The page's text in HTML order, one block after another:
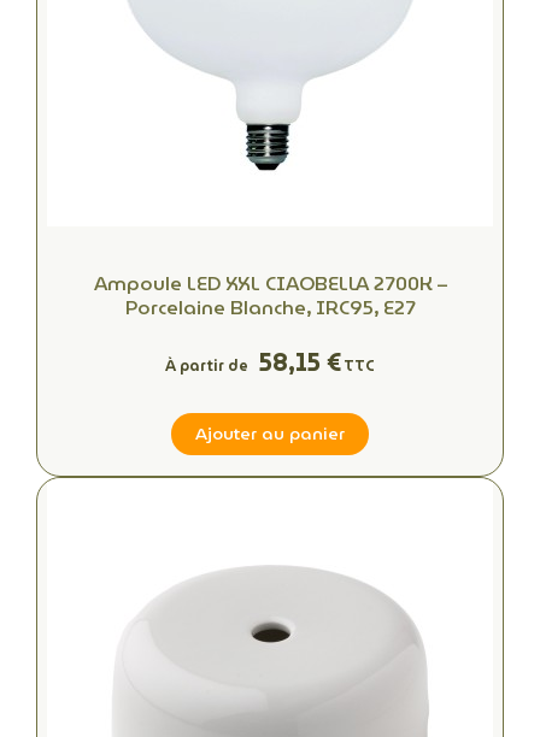
Ampoule LED XXL CIAOBELLA 2700K –
Porcelaine Blanche, IRC95, E27
À partir de 58,15 €TTC
Ajouter au panier